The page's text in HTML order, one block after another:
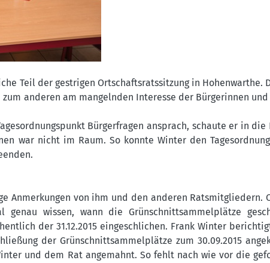
Teil der gestrigen Ortschaftsratssitzung in Hohenwarthe.
anderen am mangelnden Interesse der Bürgerinnen
Bürgerfragen ansprach, schaute er in die
war nicht im Raum. So konnte Winter den
Anmerkungen von ihm und den anderen Ratsmitgliedern.
wissen, wann die Grünschnittsammelplätze
der 31.12.2015 eingeschlichen. Frank Winter
der Grünschnittsammelplätze zum 30.09.2015
und dem Rat angemahnt. So fehlt nach wie vor die